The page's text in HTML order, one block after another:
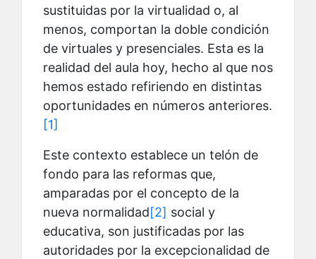
sustituidas por la virtualidad o, al
menos, comportan la doble condición
de virtuales y presenciales. Esta es la
realidad del aula hoy, hecho al que nos
hemos estado refiriendo en distintas
oportunidades en números anteriores.
[1]
Este contexto establece un telón de
fondo para las reformas que,
amparadas por el concepto de la
nueva normalidad[2] social y
educativa, son justificadas por las
autoridades por la excepcionalidad de